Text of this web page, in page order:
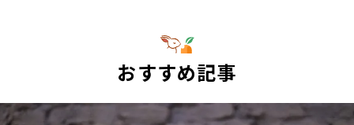
おすすめ記事